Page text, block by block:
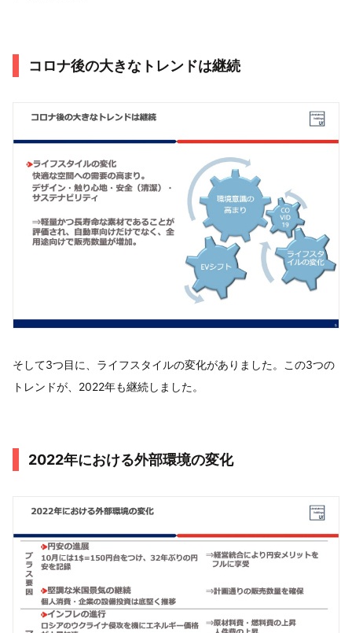
コロナ後の大きなトレンドは継続
そして3つ目に、ライフスタイルの変化がありました。この3つの
トレンドが、2022年も継続しました。
2022年における外部環境の変化